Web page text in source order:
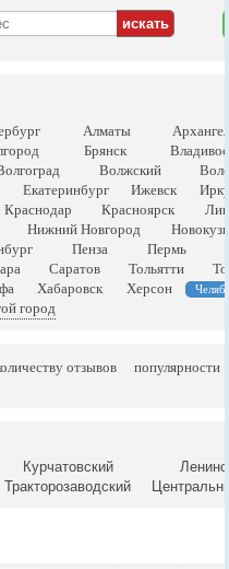
Алматы
Брянск
Волжский
Екатеринбург Ижевск
Краснодар Красноярск
Нижний Новгород
Пенза Пермь
Саратов Тольятти
Хабаровск Херсон
город
отзывов
популярности
Курчатовский
Тракторозаводский